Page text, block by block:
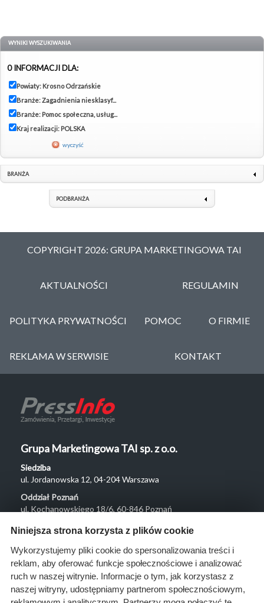
WYNIKI WYSZUKIWANIA
0 INFORMACJI DLA:
Powiaty: Krosno Odrzańskie
Branże: Zagadnienia niesklasyf...
Branże: Pomoc społeczna, usług...
Kraj realizacji: POLSKA
wyczyść
BRANŻA
PODBRANŻA
COPYRIGHT 2026: GRUPA MARKETINGOWA TAI
AKTUALNOŚCI REGULAMIN
POLITYKA PRYWATNOŚCI POMOC O FIRMIE
REKLAMA W SERWISIE KONTAKT
Grupa Marketingowa TAI sp. z o.o.
Siedziba
ul. Jordanowska 12, 04-204 Warszawa
Oddział Poznań
ul. Kochanowskiego 18/6, 60-846 Poznań
Menu
O nas
Rozwiązania
Monitoring
Niniejsza strona korzysta z plików cookie
Wykorzystujemy pliki cookie do spersonalizowania treści i
reklam, aby oferować funkcje społecznościowe i analizować
ruch w naszej witrynie. Informacje o tym, jak korzystasz z
naszej witryny, udostępniamy partnerom społecznościowym,